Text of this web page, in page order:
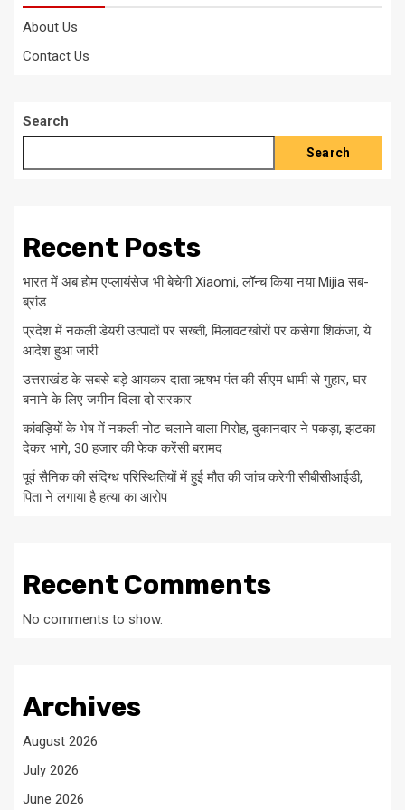
About Us
Contact Us
Search
Search
Recent Posts
भारत में अब होम एप्लायंसेज भी बेचेगी Xiaomi, लॉन्च किया नया Mijia सब-
ब्रांड
प्रदेश में नकली डेयरी उत्पादों पर सख्ती, मिलावटखोरों पर कसेगा शिकंजा, ये
आदेश हुआ जारी
उत्तराखंड के सबसे बड़े आयकर दाता ऋषभ पंत की सीएम धामी से गुहार, घर
बनाने के लिए जमीन दिला दो सरकार
कांवड़ियों के भेष में नकली नोट चलाने वाला गिरोह, दुकानदार ने पकड़ा, झटका
देकर भागे, 30 हजार की फेक करेंसी बरामद
पूर्व सैनिक की संदिग्ध परिस्थितियों में हुई मौत की जांच करेगी सीबीसीआईडी,
पिता ने लगाया है हत्या का आरोप
Recent Comments
No comments to show.
Archives
August 2026
July 2026
June 2026